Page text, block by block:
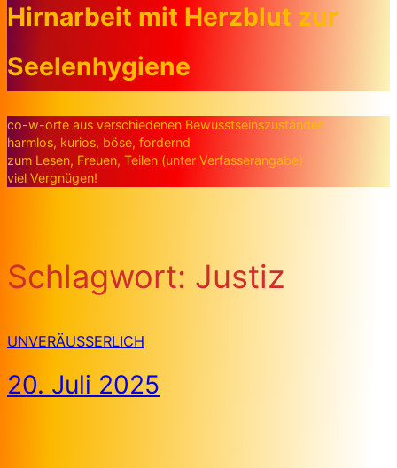
Hirnarbeit mit Herzblut zur
Seelenhygiene
co-w-orte aus verschiedenen Bewusstseinszuständen
harmlos, kurios, böse, fordernd
zum Lesen, Freuen, Teilen (unter Verfasserangabe)
viel Vergnügen!
Schlagwort: Justiz
UNVERÄUSSERLICH
20. Juli 2025